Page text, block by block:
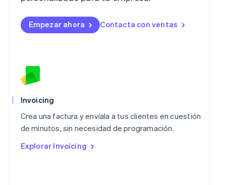
Empezar ahora Contacta con ventas
Invoicing
Crea una factura y envíala a tus clientes en cuestión
de minutos, sin necesidad de programación.
Explorar Invoicing
Luxemburgo
FrançaisDeutschEnglish
Malasia
English
México
Español
Noruega
English
Nueva Zelandia
English
Países Bajos
NederlandsEnglish